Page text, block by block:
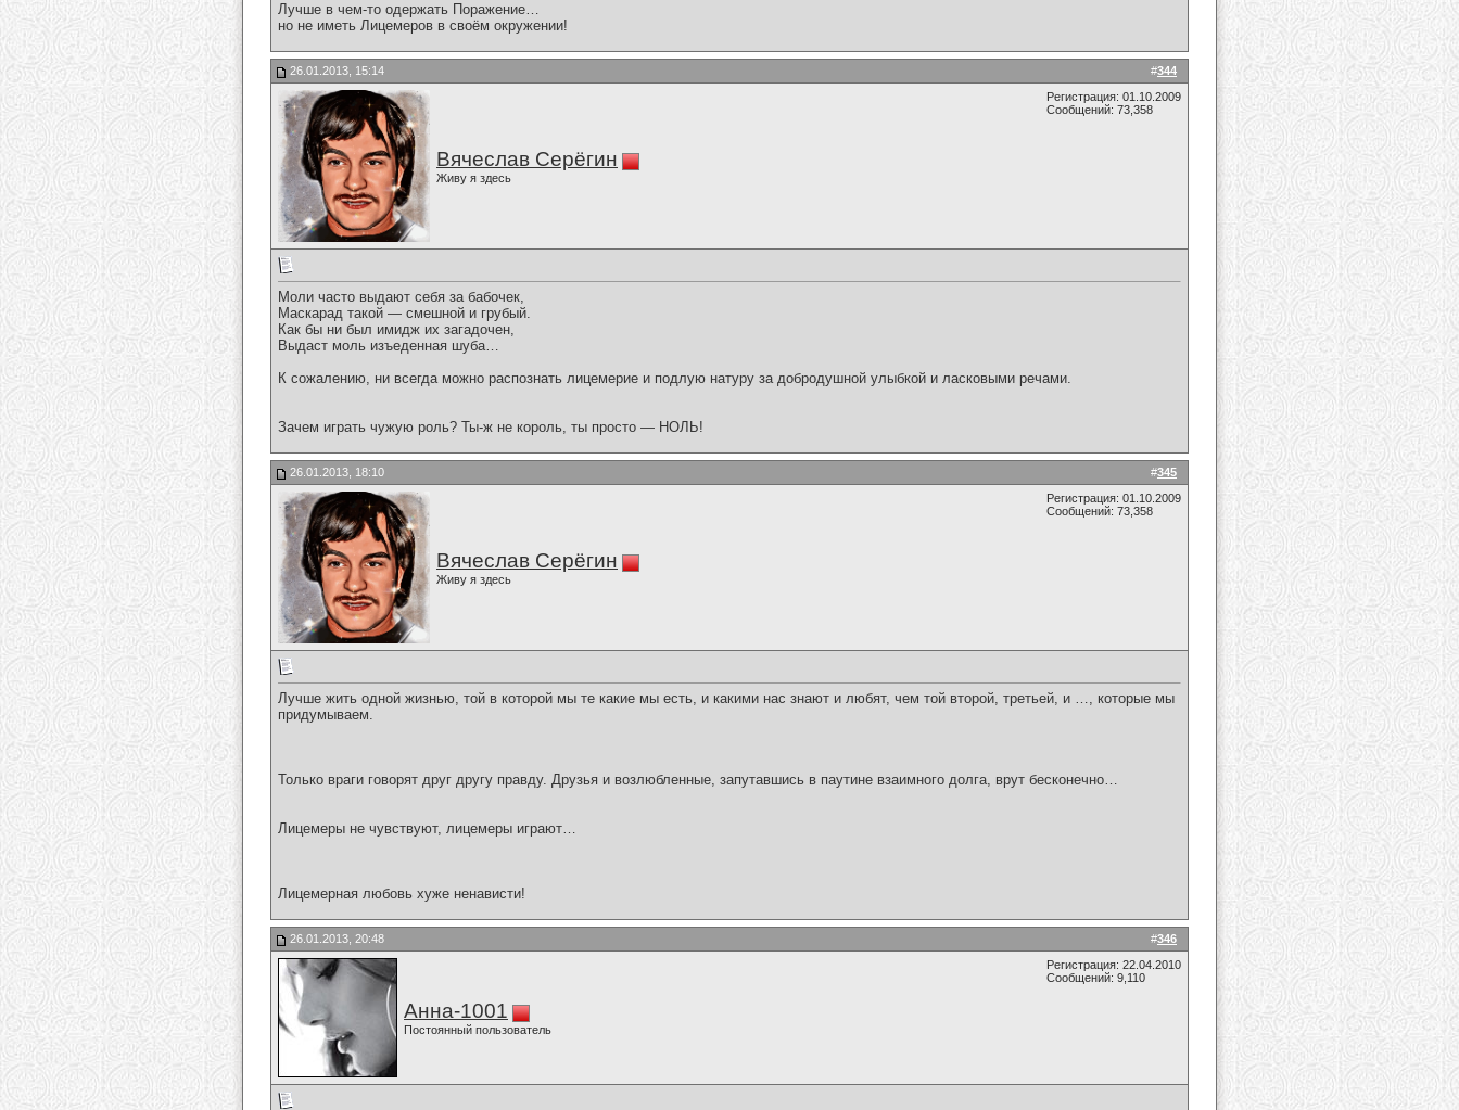
Лучше в чем-то одержать Поражение…
но не иметь Лицемеров в своём окружении!
#344
26.01.2013, 15:14
Вячеслав Серёгин
Живу я здесь
Регистрация: 01.10.2009
Сообщений: 73,358
Моли часто выдают себя за бабочек,
Маскарад такой — смешной и грубый.
Как бы ни был имидж их загадочен,
Выдаст моль изъеденная шуба…
К сожалению, ни всегда можно распознать лицемерие и подлую натуру за добродушной улыбкой и ласковыми речами.
Зачем играть чужую роль? Ты-ж не король, ты просто — НОЛЬ!
#345
26.01.2013, 18:10
Вячеслав Серёгин
Живу я здесь
Регистрация: 01.10.2009
Сообщений: 73,358
Лучше жить одной жизнью, той в которой мы те какие мы есть, и какими нас знают и любят, чем той второй, третьей, и …, которые мы
придумываем.
Только враги говорят друг другу правду. Друзья и возлюбленные, запутавшись в паутине взаимного долга, врут бесконечно…
Лицемеры не чувствуют, лицемеры играют…
Лицемерная любовь хуже ненависти!
#346
26.01.2013, 20:48
Анна-1001
Постоянный пользователь
Регистрация: 22.04.2010
Сообщений: 9,110